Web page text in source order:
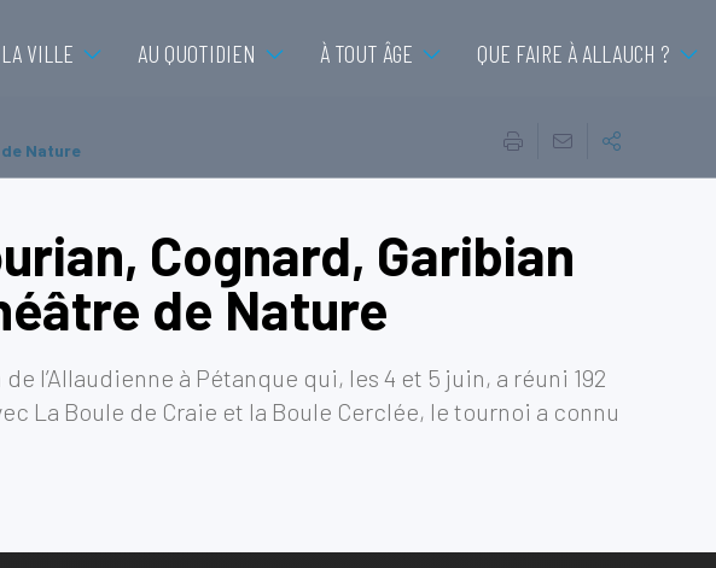
LA VILLE AU QUOTIDIEN À TOUT ÂGE QUE FAIRE À ALLAUCH ?
Nature
Cognard, Garibian
de Nature
l’Allaudienne à Pétanque qui, les 4 et 5 juin, a réuni 192
La Boule de Craie et la Boule Cerclée, le tournoi a connu